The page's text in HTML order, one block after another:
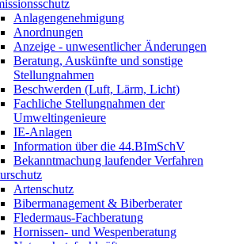
Anlagengenehmigung
Anordnungen
Anzeige - unwesentlicher Änderungen
Beratung, Auskünfte und sonstige
Stellungnahmen
Beschwerden (Luft, Lärm, Licht)
Fachliche Stellungnahmen der
Umweltingenieure
IE-Anlagen
Information über die 44.BImSchV
Bekanntmachung laufender Verfahren
Artenschutz
Bibermanagement & Biberberater
Fledermaus-Fachberatung
Hornissen- und Wespenberatung